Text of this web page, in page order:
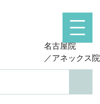
名古屋院
／アネックス院